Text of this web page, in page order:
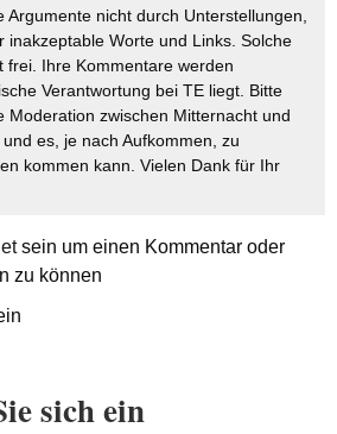
Argumente nicht durch Unterstellungen,
inakzeptable Worte und Links. Solche
frei. Ihre Kommentare werden
Verantwortung bei TE liegt. Bitte
Moderation zwischen Mitternacht und
es, je nach Aufkommen, zu
kommen kann. Vielen Dank für Ihr
sein um einen Kommentar oder
zu können
sich ein